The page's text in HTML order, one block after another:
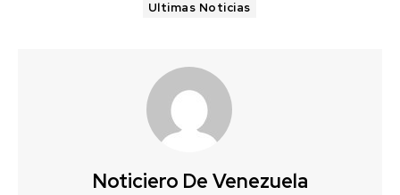
Ultimas Noticias
Noticiero De Venezuela